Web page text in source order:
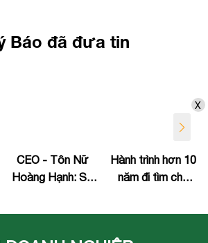
Báo đã đưa tin
CEO - Tôn Nữ
Hoàng Hạnh: Sự
sức khỏe cộng
Hành trình hơn 10
năm đi tìm chỗ
trường của Bean
X